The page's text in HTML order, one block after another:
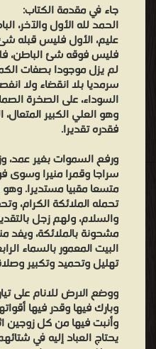
البداية والنهاية الجزء العاشر ❝ ❞
: ❞ دار ابن حزم للطباعة والنشر
الثقافة الدينية ❝ ❞ بيت الأفكار
والتوزيع ❝ ❱
من كتب التاريخ الإسلامي - مكتبة
جاء في مقدمة الكتاب:
الحمد لله الأول والآخر،
عليم، الأول فليس قبله
فليس فوقه شئ الباطن،
لم يزل موجودا بصفات
سرمديا بلا انقضاء ولا
السوداء، على الصخرة
وهو العلي الكبير
فقدره تقديرا.
ورفع السموات بغير عمد،
سراجا وقمرا منيرا وسوى
متسعا مقبيا مستديرا.
تحمله الملائكة الكرام،
والسلام، ولهم زجل
مشحونة بالملائكة،
البيت المعمور بالسماء
تهليل وتحميد وتكبير
ووضع الارض للانام على
وبارك فيها وقدر فيها
وأنبت فيها من كل زوجين
يحتاج العباد إليه في